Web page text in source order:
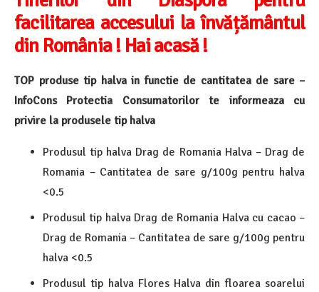
facilitarea accesului la învățământul
din România ! Hai acasă !
TOP produse tip halva in functie de cantitatea de sare –
InfoCons Protectia Consumatorilor te informeaza cu
privire la produsele tip halva
Produsul tip halva Drag de Romania Halva – Drag de
Romania – Cantitatea de sare g/100g pentru halva
<0.5
Produsul tip halva Drag de Romania Halva cu cacao –
Drag de Romania – Cantitatea de sare g/100g pentru
halva <0.5
Produsul tip halva Flores Halva din floarea soarelui